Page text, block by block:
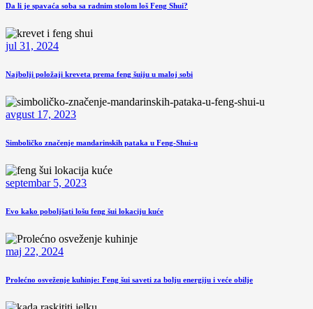
Da li je spavaća soba sa radnim stolom loš Feng Shui?
jul 31, 2024
Najbolji položaji kreveta prema feng šuiju u maloj sobi
avgust 17, 2023
Simboličko značenje mandarinskih pataka u Feng-Shui-u
septembar 5, 2023
Evo kako poboljšati lošu feng šui lokaciju kuće
maj 22, 2024
Prolećno osveženje kuhinje: Feng šui saveti za bolju energiju i veće obilje